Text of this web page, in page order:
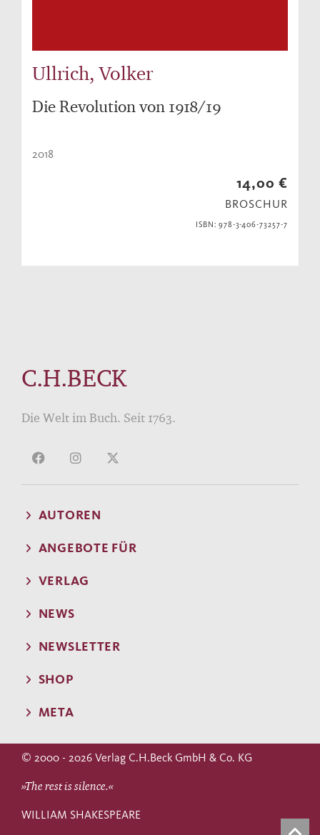
Ullrich, Volker
Die Revolution von 1918/19
2018
14,00 €
BROSCHUR
ISBN: 978-3-406-73257-7
C.H.BECK
Die Welt im Buch. Seit 1763.
AUTOREN
ANGEBOTE FÜR
VERLAG
NEWS
NEWSLETTER
SHOP
META
© 2000 - 2026 Verlag C.H.Beck GmbH & Co. KG
»The rest is silence.«
WILLIAM SHAKESPEARE